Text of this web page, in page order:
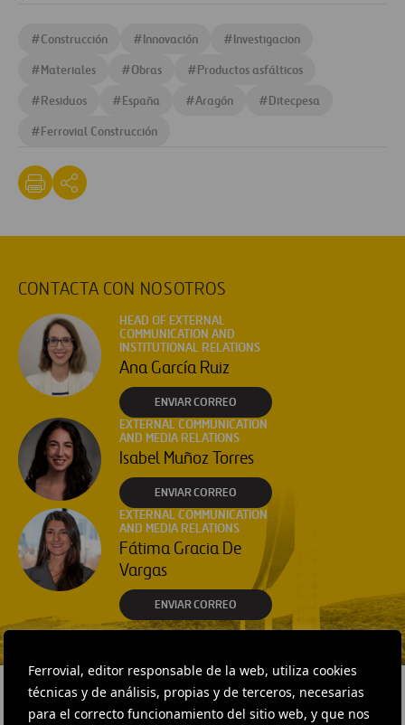
Ferrovial, editor responsable de la web, utiliza cookies
técnicas y de análisis, propias y de terceros, necesarias
para el correcto funcionamiento del sitio web, y que nos
#Construcción #Innovación #Investigacion
#Materiales #Obras #Productos asfálticos
#Residuos #España #Aragón #Ditecpesa
#Ferrovial Construcción
CONTACTA CON NOSOTROS
HEAD OF EXTERNAL
COMMUNICATION AND
INSTITUTIONAL RELATIONS
Ana García Ruiz
ENVIAR CORREO
EXTERNAL COMMUNICATION
AND MEDIA RELATIONS
Isabel Muñoz Torres
ENVIAR CORREO
EXTERNAL COMMUNICATION
AND MEDIA RELATIONS
Fátima Gracia De
Vargas
ENVIAR CORREO